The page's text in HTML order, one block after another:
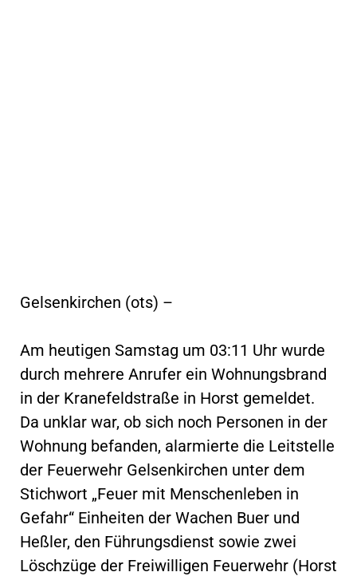
Gelsenkirchen (ots) –
Am heutigen Samstag um 03:11 Uhr wurde
durch mehrere Anrufer ein Wohnungsbrand
in der Kranefeldstraße in Horst gemeldet.
Da unklar war, ob sich noch Personen in der
Wohnung befanden, alarmierte die Leitstelle
der Feuerwehr Gelsenkirchen unter dem
Stichwort „Feuer mit Menschenleben in
Gefahr“ Einheiten der Wachen Buer und
Heßler, den Führungsdienst sowie zwei
Löschzüge der Freiwilligen Feuerwehr (Horst